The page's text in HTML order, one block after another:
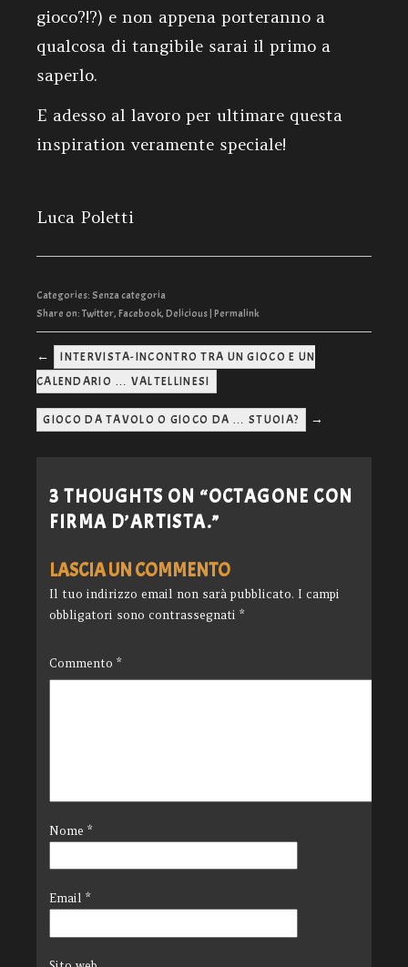
gioco?!?) e non appena porteranno a
qualcosa di tangibile sarai il primo a
saperlo.
E adesso al lavoro per ultimare questa
inspiration veramente speciale!
Luca Poletti
Categories: Senza categoria
Share on: Twitter, Facebook, Delicious Permalink
←
INTERVISTA-INCONTRO TRA UN GIOCO E UN
CALENDARIO … VALTELLINESI
GIOCO DA TAVOLO O GIOCO DA … STUOIA? →
3 THOUGHTS ON “OCTAGONE CON
FIRMA D’ARTISTA.”
LASCIA UN COMMENTO
Il tuo indirizzo email non sarà pubblicato. I campi
obbligatori sono contrassegnati*
Commento*
Nome*
Email*